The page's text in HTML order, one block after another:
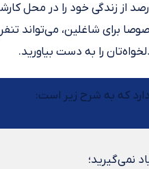
با یک حساب سرانگشتی، می‌توان گفت که آنها ۲۵ درصد از
شاغلین، می‌تواند تنفر
را به دست بیاورید.
که به شرح زیر است:
نمی‌گیرید؛